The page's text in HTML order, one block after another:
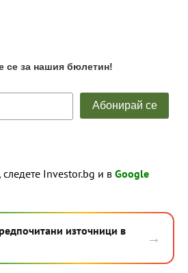
Investor.bg и в Google
източници в
→